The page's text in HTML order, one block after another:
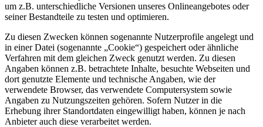
um z.B. unterschiedliche Versionen unseres Onlineangebotes oder
seiner Bestandteile zu testen und optimieren.
Zu diesen Zwecken können sogenannte Nutzerprofile angelegt und
in einer Datei (sogenannte „Cookie“) gespeichert oder ähnliche
Verfahren mit dem gleichen Zweck genutzt werden. Zu diesen
Angaben können z.B. betrachtete Inhalte, besuchte Webseiten und
dort genutzte Elemente und technische Angaben, wie der
verwendete Browser, das verwendete Computersystem sowie
Angaben zu Nutzungszeiten gehören. Sofern Nutzer in die
Erhebung ihrer Standortdaten eingewilligt haben, können je nach
Anbieter auch diese verarbeitet werden.